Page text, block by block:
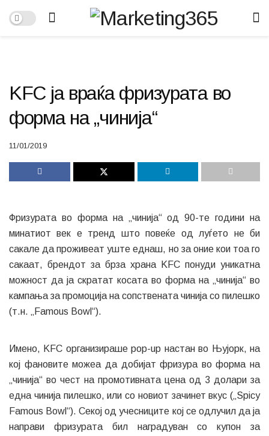
KFC ја враќа фризурата во
форма на „чинија“
11/01/2019
Фризурата во форма на „чинија“ од 90-те години на
минатиот век е тренд што повеќе од луѓето не би
сакале да проживеат уште еднаш, но за оние кои тоа го
сакаат, брендот за брза храна KFC понуди уникатна
можност да ја скратат косата во форма на „чинија“ во
кампања за промоција на сопствената чинија со пилешко
(т.н. „Famous Bowl“).
Имено, KFC организираше pop-up настан во Њујорк, на
кој фановите можеа да добијат фризура во форма на
„чинија“ во чест на промотивната цена од 3 долари за
една чинија пилешко, или со новиот зачинет вкус („Spicy
Famous Bowl“). Секој од учесниците кој се одлучил да ја
направи фризурата бил наградуван со купон за